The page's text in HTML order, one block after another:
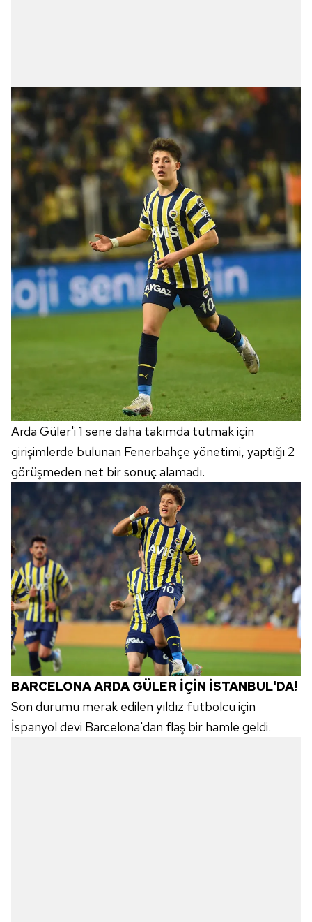
Arda Güler'i 1 sene daha takımda tutmak için
girişimlerde bulunan Fenerbahçe yönetimi, yaptığı 2
görüşmeden net bir sonuç alamadı.
BARCELONA ARDA GÜLER İÇİN İSTANBUL'DA!
Son durumu merak edilen yıldız futbolcu için
İspanyol devi Barcelona'dan flaş bir hamle geldi.